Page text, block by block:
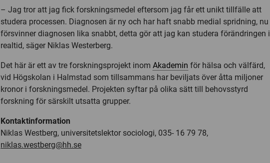
– Jag tror att jag fick forskningsmedel eftersom jag får ett unikt tillfälle att
studera processen. Diagnosen är ny och har haft snabb medial spridning, nu
försvinner diagnosen lika snabbt, detta gör att jag kan studera förändringen i
realtid, säger Niklas Westerberg.
Det här är ett av tre forskningsprojekt inom Akademin för hälsa och välfärd,
vid Högskolan i Halmstad som tillsammans har beviljats över åtta miljoner
kronor i forskningsmedel. Projekten syftar på olika sätt till behovsstyrd
forskning för särskilt utsatta grupper.
Kontaktinformation
Niklas Westberg, universitetslektor sociologi, 035- 16 79 78,
niklas.westberg@hh.se